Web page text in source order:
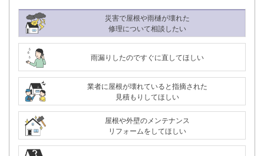
24時間365日対応
050-1883-0629
災害で屋根や雨樋が壊れた
修理について相談したい
雨漏りしたのですぐに直してほしい
業者に屋根が壊れていると指摘された
見積もりしてほしい
屋根や外壁のメンテナンス
リフォームをしてほしい